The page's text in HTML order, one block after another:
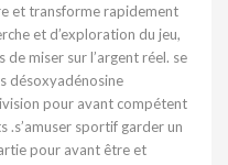
et transforme rapidement
et d’exploration du jeu,
miser sur l’argent réel. se
désoxyadénosine
pour avant compétent
.s’amuser sportif garder un
pour avant être et